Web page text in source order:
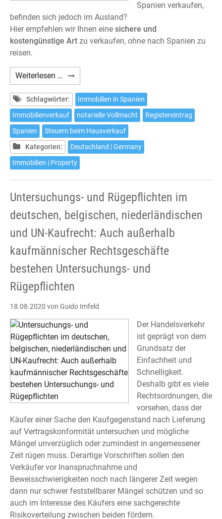
Spanien verkaufen,
befinden sich jedoch im Ausland?
Hier empfehlen wir Ihnen eine sichere und
kostengünstige Art zu verkaufen, ohne nach Spanien zu
reisen.
Weiterlesen … Wie
verkaufen
Sie
Ihr
Haus
in
Spanien
ohne
hierher
zu
kommen
Schlagwörter:
Immobilien in Spanien
Immobilienverkauf
notarielle Vollmacht
Registereintrag
Spanien
Steuern beim Hausverkauf
Kategorien:
Deutschland | Germany
Immobilien | Property
Untersuchungs- und Rügepflichten im
deutschen, belgischen, niederländischen
und UN-Kaufrecht: Auch außerhalb
kaufmännischer Rechtsgeschäfte
bestehen Untersuchungs- und
Rügepflichten
18.08.2020 von Guido Imfeld
Der Handelsverkehr
ist geprägt von dem
Grundsatz der
Einfachheit und
Schnelligkeit.
Deshalb gibt es viele
Rechtsordnungen, die
vorsehen, dass der
Käufer einer Sache den Kaufgegenstand nach Lieferung
auf Vertragskonformität untersuchen und mögliche
Mängel unverzüglich oder zumindest in angemessener
Zeit rügen muss. Derartige Vorschriften sollen den
Verkäufer vor Inanspruchnahme und
Beweisschwierigkeiten noch nach längerer Zeit wegen
dann nur schwer feststellbarer Mängel schützen und so
auch im Interesse des Käufers eine sachgerechte
Risikoverteilung zwischen beiden fördern.